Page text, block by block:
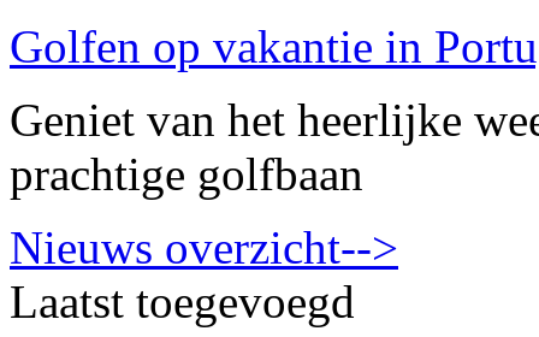
Golfen op vakantie in
Geniet van het heerlijke
prachtige golfbaan
Nieuws overzicht-->
Laatst toegevoegd